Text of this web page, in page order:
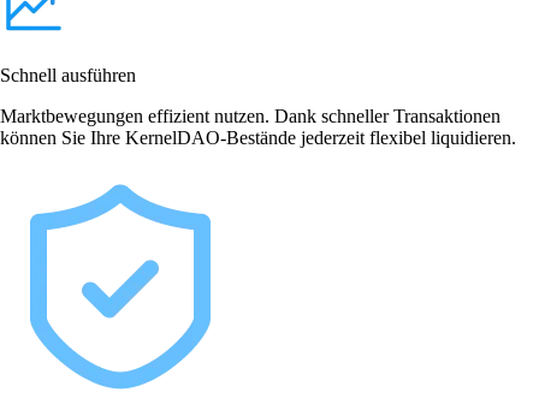
Schnell ausführen
Marktbewegungen effizient nutzen. Dank schneller Transaktionen
können Sie Ihre KernelDAO-Bestände jederzeit flexibel liquidieren.